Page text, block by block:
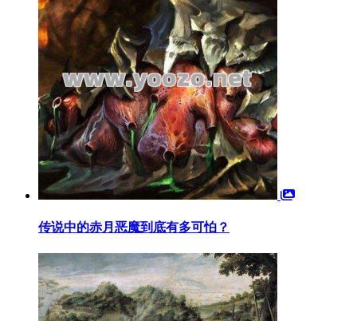
传说中的赤月恶魔到底有多可怕？